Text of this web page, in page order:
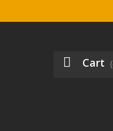
Cart